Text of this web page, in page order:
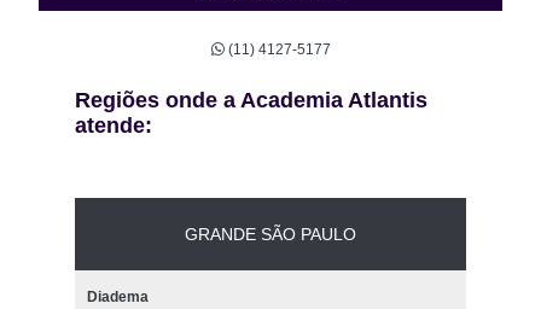
(11) 4127-5177
Regiões onde a Academia Atlantis
atende:
GRANDE SÃO PAULO
Diadema